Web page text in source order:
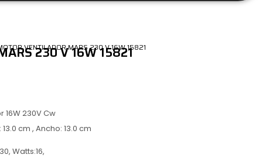
VENTILADOR MARS 230 V 16W 15821
230 V 16W 15821
16W 230V Cw
cm , Ancho: 13.0 cm
Watts:16,